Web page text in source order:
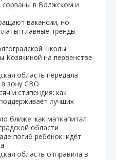
сорваны в Волжском и
вакансии, но
главные тренды
школы
Козякиной на первенстве
область передала
в зону СВО
и стипендия: как
лучших
ближе: как маткапитал
области
погиб ребёнок: идёт
область отправила в